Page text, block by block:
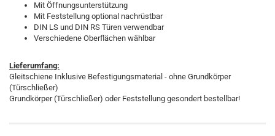
Mit Öffnungsunterstützung
Mit Feststellung optional nachrüstbar
DIN LS und DIN RS Türen verwendbar
Verschiedene Oberflächen wählbar
Lieferumfang:
Gleitschiene Inklusive Befestigungsmaterial - ohne Grundkörper
(Türschließer)
Grundkörper (Türschließer) oder Feststellung gesondert bestellbar!